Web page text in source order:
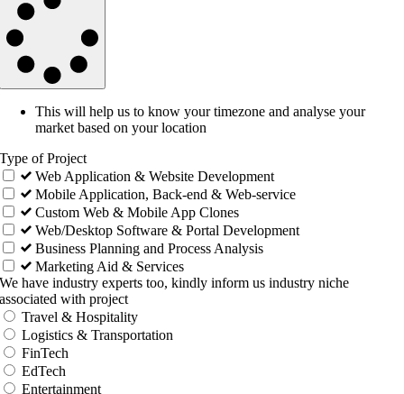
This will help us to know your timezone and analyse your
market based on your location
Type of Project
Web Application & Website Development
Mobile Application, Back-end & Web-service
Custom Web & Mobile App Clones
Web/Desktop Software & Portal Development
Business Planning and Process Analysis
Marketing Aid & Services
We have industry experts too, kindly inform us industry niche
associated with project
Travel & Hospitality
Logistics & Transportation
FinTech
EdTech
Entertainment